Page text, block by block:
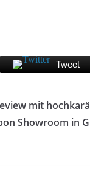
Tweet
mit hochkarä
Showroom in G